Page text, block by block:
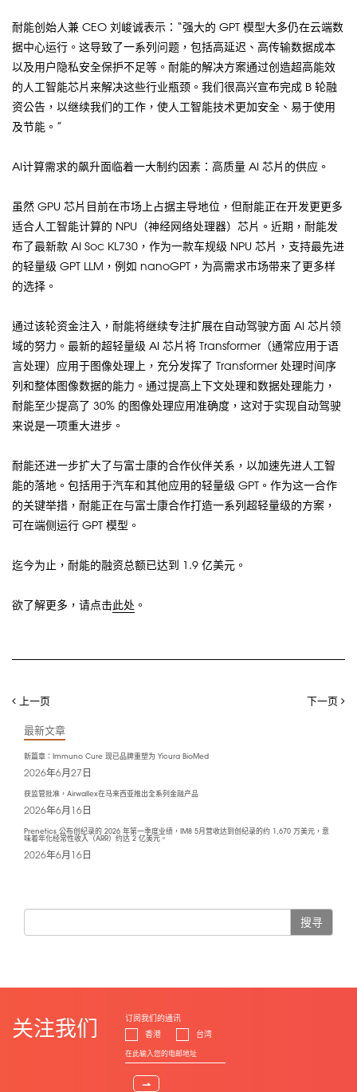
耐能创始人兼 CEO 刘峻诚表示：“强大的 GPT 模型大多仍在云端数
据中心运行。这导致了一系列问题，包括高延迟、高传输数据成本
以及用户隐私安全保护不足等。耐能的解决方案通过创造超高能效
的人工智能芯片来解决这些行业瓶颈。我们很高兴宣布完成 B 轮融
资公告，以继续我们的工作，使人工智能技术更加安全、易于使用
及节能。”
AI计算需求的飙升面临着一大制约因素：高质量 AI 芯片的供应。
虽然 GPU 芯片目前在市场上占据主导地位，但耐能正在开发更更多
适合人工智能计算的 NPU（神经网络处理器）芯片。近期，耐能发
布了最新款 AI Soc KL730，作为一款车规级 NPU 芯片，支持最先进
的轻量级 GPT LLM，例如 nanoGPT，为高需求市场带来了更多样
的选择。
通过该轮资金注入，耐能将继续专注扩展在自动驾驶方面 AI 芯片领
域的努力。最新的超轻量级 AI 芯片将 Transformer（通常应用于语
言处理）应用于图像处理上，充分发挥了 Transformer 处理时间序
列和整体图像数据的能力。通过提高上下文处理和数据处理能力，
耐能至少提高了 30% 的图像处理应用准确度，这对于实现自动驾驶
来说是一项重大进步。
耐能还进一步扩大了与富士康的合作伙伴关系，以加速先进人工智
能的落地。包括用于汽车和其他应用的轻量级 GPT。作为这一合作
的关键举措，耐能正在与富士康合作打造一系列超轻量级的方案，
可在端侧运行 GPT 模型。
迄今为止，耐能的融资总额已达到 1.9 亿美元。
欲了解更多，请点击此处 。
上一页 下一页
最新文章
新篇章：Immuno Cure 现已品牌重塑为 Yicura BioMed
2026年6月27日
获监管批准，Airwallex在马来西亚推出全系列金融产品
2026年6月16日
Prenetics 公布创纪录的 2026 年第一季度业绩，IM8 5月营收达到创纪录的约 1,670 万美元，意
味着年化经常性收入（ARR）约达 2 亿美元。
2026年6月16日
搜寻
关注我们
订阅我们的通讯
香港
台湾
⇀